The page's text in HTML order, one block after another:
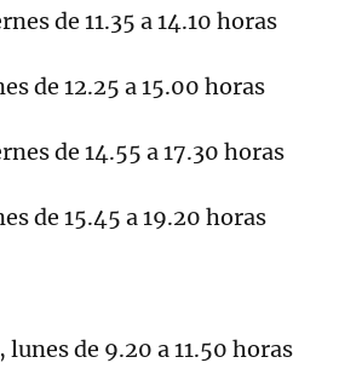
de 11.35 a 14.10 horas
de 12.25 a 15.00 horas
de 14.55 a 17.30 horas
de 15.45 a 19.20 horas
de 9.20 a 11.50 horas